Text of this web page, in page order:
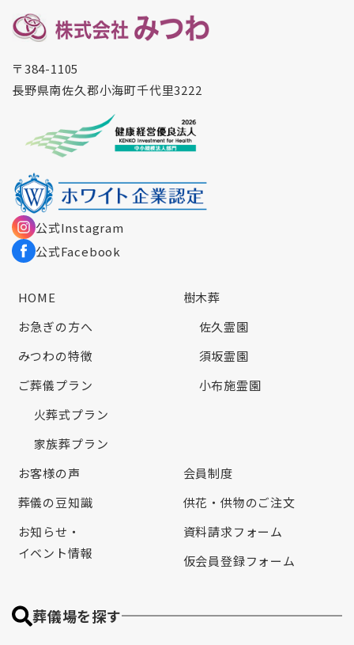
〒384-1105
長野県南佐久郡小海町千代里3222
公式Instagram
公式Facebook
HOME
お急ぎの方へ
みつわの特徴
ご葬儀プラン
火葬式プラン
家族葬プラン
樹木葬
佐久霊園
須坂霊園
小布施霊園
お客様の声
葬儀の豆知識
お知らせ・
イベント情報
会員制度
供花・供物のご注文
資料請求フォーム
仮会員登録フォーム
葬儀場を探す